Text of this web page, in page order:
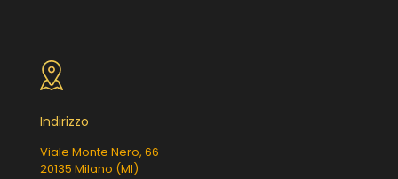
Indirizzo
Viale Monte Nero, 66
20135 Milano (MI)